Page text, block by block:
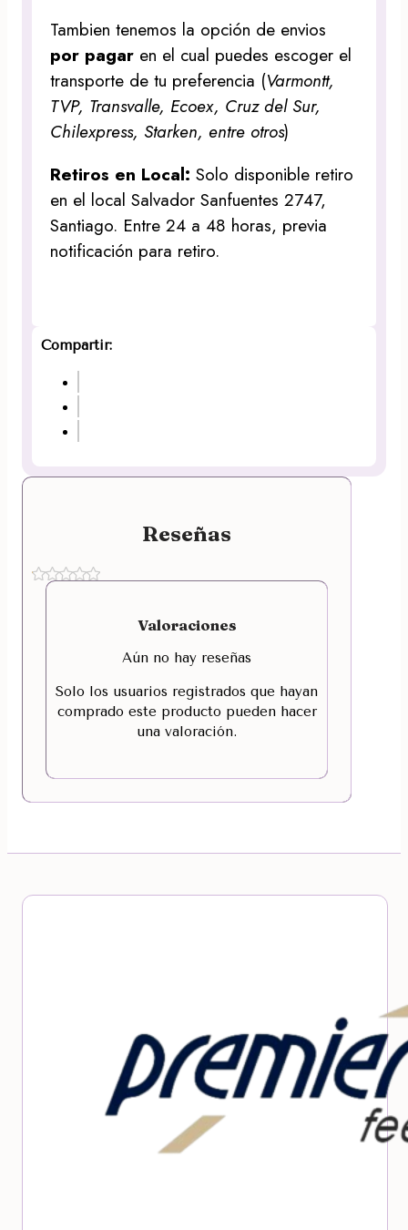
Tambien tenemos la opción de envios
por pagar en el cual puedes escoger el
transporte de tu preferencia (Varmontt,
TVP, Transvalle, Ecoex, Cruz del Sur,
Chilexpress, Starken, entre otros)
Retiros en Local:Solo disponible retiro
en el local Salvador Sanfuentes 2747,
Santiago. Entre 24 a 48 horas, previa
notificación para retiro.
Compartir:
Reseñas
Valoraciones
Aún no hay reseñas
Solo los usuarios registrados que hayan
comprado este producto pueden hacer
una valoración.